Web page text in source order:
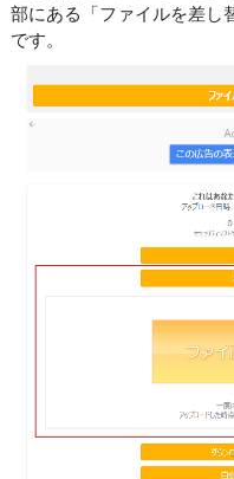
部にある「ファイルを差し
です。